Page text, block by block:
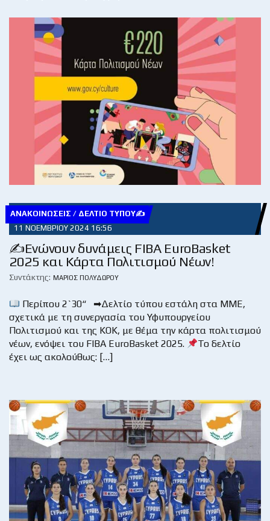
ΑΝΑΚΟΙΝΏΣΕΙΣ / ΔΕΛΤΊΟ ΤΎΠΟΥ✍
11 ΝΟΕΜΒΡΊΟΥ 2024 16:56
✍Ενώνουν δυνάμεις FIBA EuroBasket
2025 και Κάρτα Πολιτισμού Νέων!
Συντάκτης: ΜΆΡΙΟΣ ΠΟΛΥΔΏΡΟΥ
Περίπου 2`30“ ➡Δελτίο τύπου εστάλη στα ΜΜΕ,
σχετικά με τη συνεργασία του Υφυπουργείου
Πολιτισμού και της ΚΟΚ, με θέμα την κάρτα πολιτισμού
νέων, ενόψει του FIBA EuroBasket 2025.
Το δελτίο
έχει ως ακολούθως: […]